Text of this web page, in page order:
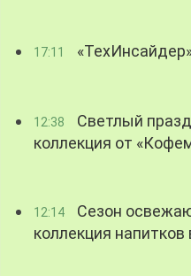
17:11
12:38
Светлый
коллекция от
12:14
Сезон
коллекция